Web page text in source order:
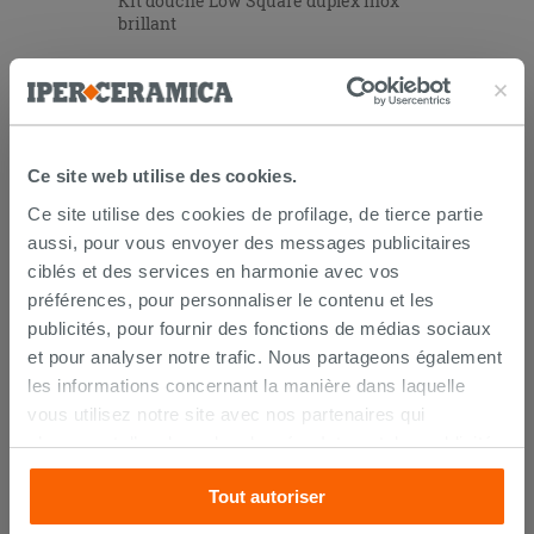
Ce site web utilise des cookies.
Ce site utilise des cookies de profilage, de tierce partie
aussi, pour vous envoyer des messages publicitaires
ciblés et des services en harmonie avec vos
préférences, pour personnaliser le contenu et les
publicités, pour fournir des fonctions de médias sociaux
et pour analyser notre trafic. Nous partageons également
les informations concernant la manière dans laquelle
vous utilisez notre site avec nos partenaires qui
s’occupent d’analyser les données Internet, les publicités
et les réseaux sociaux. Lesdits partenaires pourraient
combiner ces informations avec d’autres que vous leur
avez fournies ou qu’ils ont recueillies à partir de votre
Tout autoriser
brillant
94,90 € /PC
LIVRAISON GARANTIE
Votre commande seralivrée chez vous en 15 jours